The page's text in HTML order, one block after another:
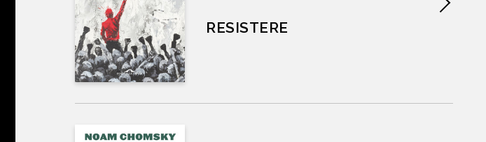
Un eroe del nostro tempo. Una mente eccelsa.
RESISTERE